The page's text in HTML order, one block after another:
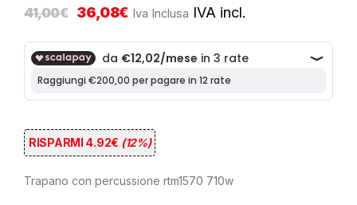
41,00€ 36,08€ Iva Inclusa IVA incl.
RISPARMI 4.92€ (12%)
Trapano con percussione rtm1570 710w